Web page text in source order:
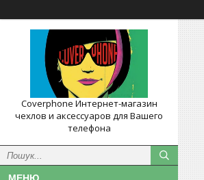
Coverphone Интернет-магазин
чехлов и аксессуаров для Вашего
телефона